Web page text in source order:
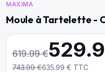
MAXIMA
Moule à Tartelette -
619.99€
743.99€635.99 € TTC